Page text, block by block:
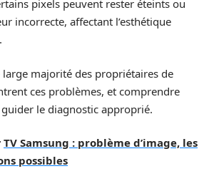
pixels peuvent rester éteints ou
incorrecte, affectant l’esthétique
large majorité des propriétaires de
ces problèmes, et comprendre
le diagnostic approprié.
TV Samsung : problème d’image, les
possibles